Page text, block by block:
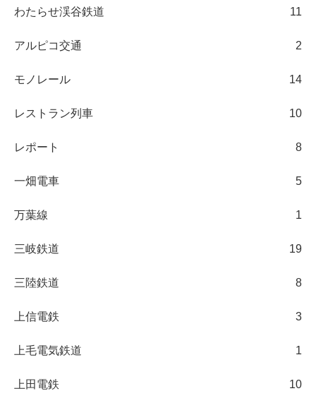
わたらせ渓谷鉄道 11
アルピコ交通 2
モノレール 14
レストラン列車 10
レポート 8
一畑電車 5
万葉線 1
三岐鉄道 19
三陸鉄道 8
上信電鉄 3
上毛電気鉄道 1
上田電鉄 10